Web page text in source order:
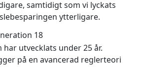
samtidigt som vi lyckats
ytterligare.
18
utvecklats under 25 år.
på en avancerad reglerteori